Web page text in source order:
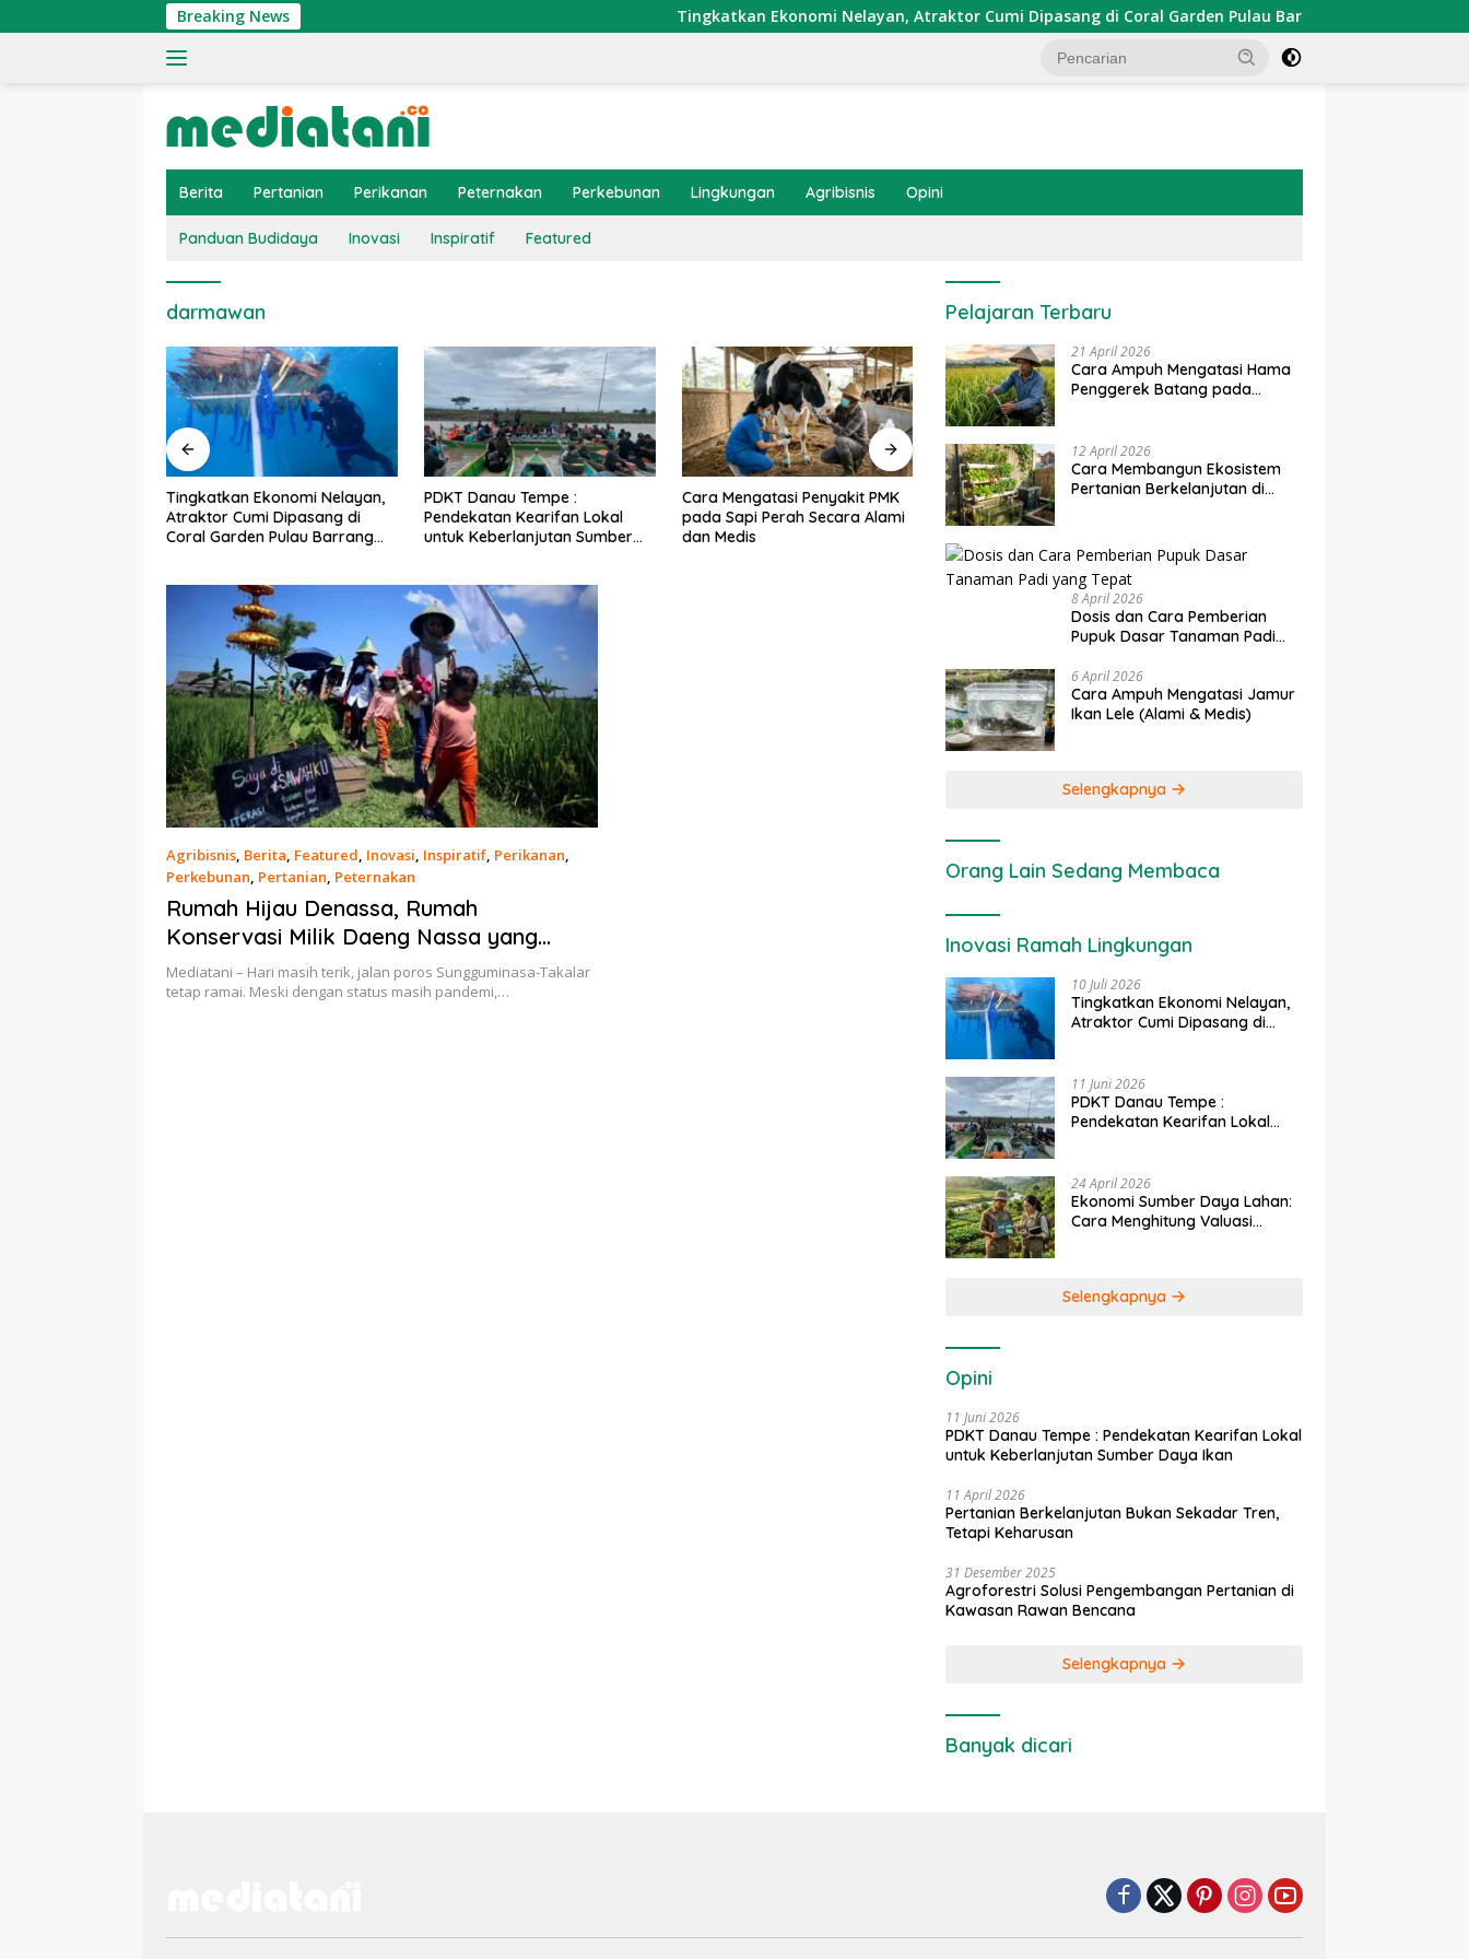
ke
Breaking News Tingkatkan Ekonomi Nelayan, Atraktor Cumi Dipasang di Coral Garden Pulau Barrang Caddi
Berita Pertanian Perikanan Peternakan Perkebunan Lingkungan Agribisnis Opini
Panduan Budidaya Inovasi Inspiratif Featured
darmawan
PDKT Danau Tempe :
Pendekatan Kearifan Lokal
untuk Keberlanjutan Sumber
Cara Mengatasi Penyakit PMK
pada Sapi Perah Secara Alami
dan Medis
Dosis dan Cara Pemupukan
Tanaman Padi pada Fase
Vegetatif Aktif yang Tepat
Penerapan IoT dalam
Pertanian Modern di Indonesia
Ekonomi Sumber Daya Lahan:
Agribisnis, Berita, Featured, Inovasi, Inspiratif, Perikanan,
Perkebunan, Pertanian, Peternakan
22 Maret 2021
Rumah Hijau Denassa, Rumah
Konservasi Milik Daeng Nassa yang
Komitmen Wakafkan Diri untuk
Pendidikan
Mediatani – Hari masih terik, jalan poros Sungguminasa-Takalar
tetap ramai. Meski dengan status masih pandemi,…
Pelajaran Terbaru
21 April 2026
Cara Ampuh Mengatasi Hama
Penggerek Batang pada
12 April 2026
Cara Membangun Ekosistem
Pertanian Berkelanjutan di
8 April 2026
Dosis dan Cara Pemberian
Pupuk Dasar Tanaman Padi
6 April 2026
Cara Ampuh Mengatasi Jamur
Ikan Lele (Alami & Medis)
Selengkapnya
Orang Lain Sedang Membaca
Inovasi Ramah Lingkungan
10 Juli 2026
Tingkatkan Ekonomi Nelayan,
Atraktor Cumi Dipasang di
11 Juni 2026
PDKT Danau Tempe :
Pendekatan Kearifan Lokal
24 April 2026
Ekonomi Sumber Daya Lahan:
Cara Menghitung Valuasi
Selengkapnya
Opini
11 Juni 2026
PDKT Danau Tempe : Pendekatan Kearifan Lokal
untuk Keberlanjutan Sumber Daya Ikan
11 April 2026
Pertanian Berkelanjutan Bukan Sekadar Tren,
Tetapi Keharusan
31 Desember 2025
Agroforestri Solusi Pengembangan Pertanian di
Kawasan Rawan Bencana
Selengkapnya
Banyak dicari